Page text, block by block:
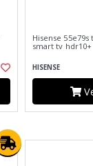
Hisense
smart tv hdr10+
HISENSE